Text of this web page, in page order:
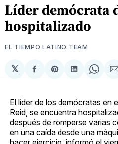
Líder demócrata
hospitalizado
EL TIEMPO LATINO TEAM
𝕏
Compartir
en
Share
on
Compartir
en
Share
on
El líder de los demócratas en
Reid, se encuentra
después de romperse varias
en una caída desde una
hacer ejercicio, informó el